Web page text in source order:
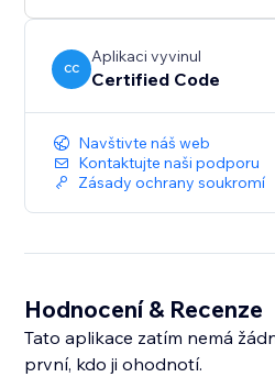
CC
Aplikaci vyvinul
Certified Code
Navštivte náš web
Kontaktujte naši podporu
Zásady ochrany soukromí
Hodnocení & Recenze
Tato aplikace zatím nemá
první, kdo ji ohodnotí.